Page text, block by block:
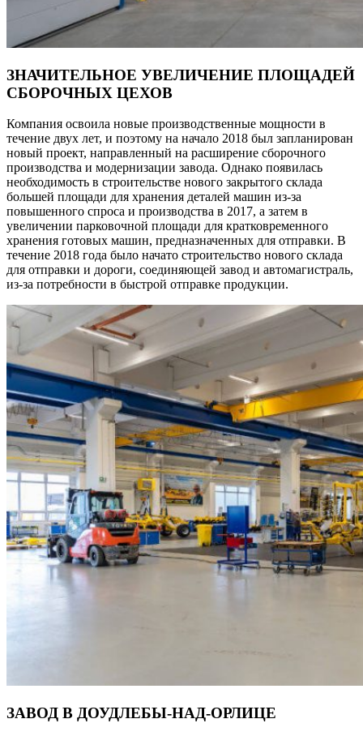
ЗНАЧИТЕЛЬНОЕ УВЕЛИЧЕНИЕ ПЛОЩАДЕЙ
СБОРОЧНЫХ ЦЕХОВ
Компания освоила новые производственные мощности в
течение двух лет, и поэтому на начало 2018 был запланирован
новый проект, направленный на расширение сборочного
производства и модернизации завода. Однако появилась
необходимость в строительстве нового закрытого склада
большей площади для хранения деталей машин из-за
повышенного спроса и производства в 2017, а затем в
увеличении парковочной площади для кратковременного
хранения готовых машин, предназначенных для отправки. В
течение 2018 года было начато строительство нового склада
для отправки и дороги, соединяющей завод и автомагистраль,
из-за потребности в быстрой отправке продукции.
ЗАВОД В ДОУДЛЕБЫ-НАД-ОРЛИЦЕ